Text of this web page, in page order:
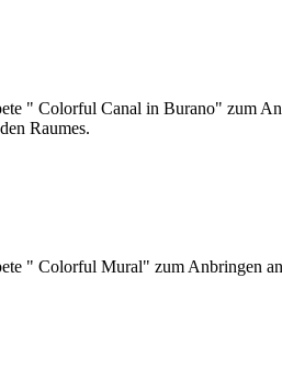
" Colorful Canal in Burano" zum
Raumes.
" Colorful Mural" zum